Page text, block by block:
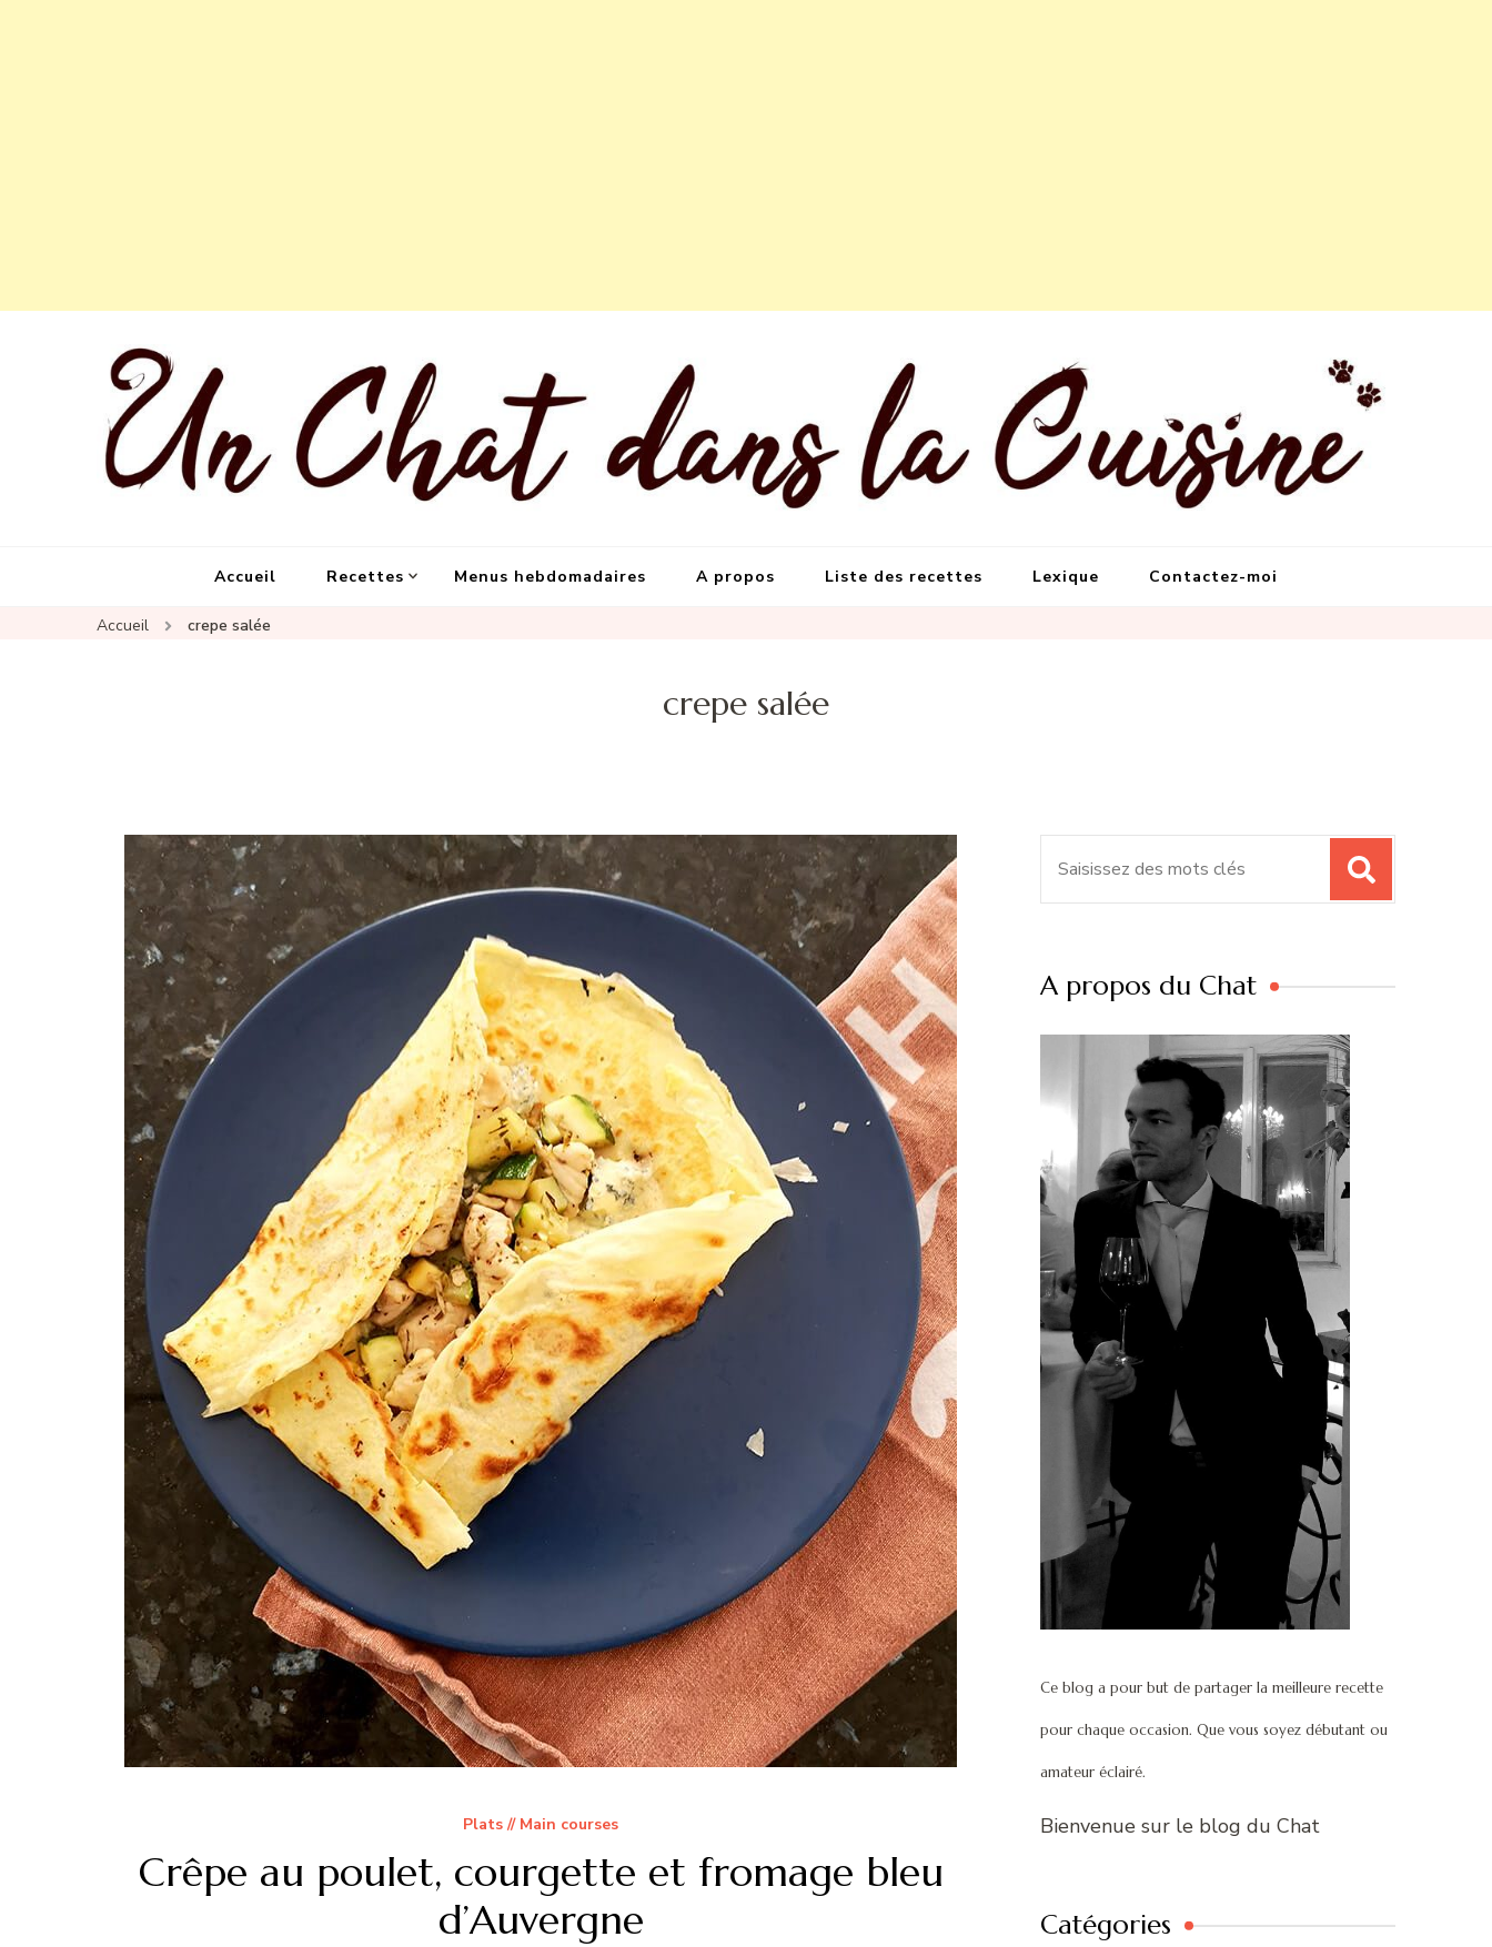
Accueil Recettes Menus hebdomadaires A propos Liste des recettes Lexique Contactez-moi
Accueil crepe salée
crepe salée
Plats // Main courses
Crêpe au poulet, courgette et fromage bleu
d’Auvergne
A propos du Chat
Ce blog a pour but de partager la meilleure recette
pour chaque occasion. Que vous soyez débutant ou
amateur éclairé.
Bienvenue sur le blog du Chat
Catégories